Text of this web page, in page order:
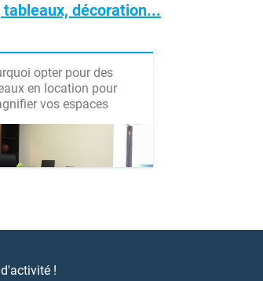
décoration...
opter pour des
en location pour
vos espaces
!